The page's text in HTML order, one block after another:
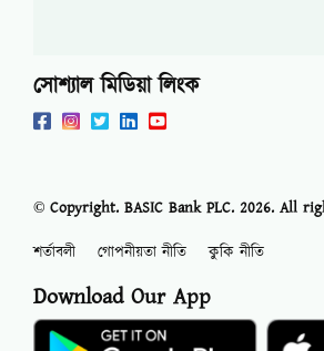
সোশ্যাল মিডিয়া লিংক
© Copyright. BASIC Bank PLC. 2026. All
শর্তাবলী
গোপনীয়তা নীতি কুকি নীতি
Download Our App